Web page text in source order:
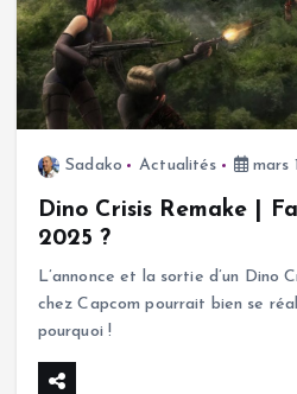
Sadako Actualités mars
Dino Crisis Remake |
2025 ?
L’annonce et la sortie d’un Dino
chez Capcom pourrait bien se
pourquoi !